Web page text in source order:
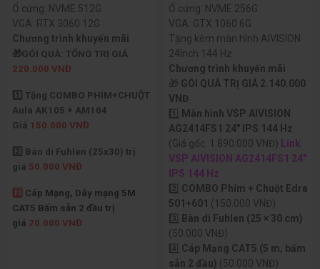
Ổ cứng: NVME 512G
VGA: RTX 3060 12G
Chương trình khuyến mãi
🎁GÓI QUÀ: TỔNG TRỊ GIÁ
220.000 VNĐ
1️⃣ Tặng COMBO PHÍM+CHUỘT
Aula AK105 + AM104
Giá 150.000 VNĐ
2️⃣ Bàn di Fuhlen (25x30) trị
giá 50.000 VNĐ
3️⃣ Cáp Mạng, Dây mạng 5M
CAT5 Bấm sẵn 2 đầu trị
giá 20.000 VNĐ
Ổ cứng: NVME 256G
VGA: GTX 1060 6G
Tặng kèm màn hình AIVISION
24Inch 144 Hz
Chương trình khuyến mãi
🎁 GÓI QUÀ TRỊ GIÁ 2.140.000
VNĐ
1️⃣
Màn hình VSP AIVISION
AG2414FS1 24" IPS 144 Hz
(Giá gốc: 1.890.000 VNĐ)
Link
VSP AIVISION AG2414FS1 24"
IPS 144 Hz
2️⃣ COMBO Phím + Chuột Edra
501+601 (150.000 VNĐ)
3️⃣
Bàn di Fuhlen (25 × 30 cm)
(50.000 VNĐ)
4️⃣ Cáp Mạng CAT5 (5 m, bấm
sẵn 2 đầu) (50.000 VNĐ)